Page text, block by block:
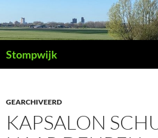
naar
de
inhoud
Stompwijk
GEARCHIVEERD
KAPSALON